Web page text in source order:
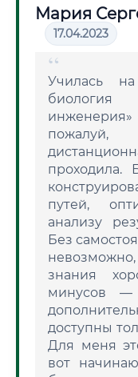
Мария
17.04.2023
Училась на
инженерия»
проходила.
путей,
анализу
Без
знания
минусов —
доступны
Для меня
вот